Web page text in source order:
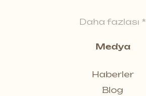
Daha fazlası *
Medya
Haberler
Blog